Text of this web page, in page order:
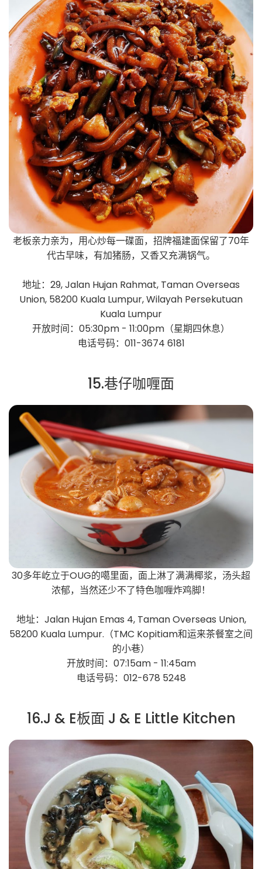
老板亲力亲为，用心炒每一碟面，招牌福建面保留了70年
代古早味，有加猪肠，又香又充满锅气。
地址：29, Jalan Hujan Rahmat, Taman Overseas
Union, 58200 Kuala Lumpur, Wilayah Persekutuan
Kuala Lumpur
开放时间：05:30pm - 11:00pm（星期四休息）
电话号码：011-3674 6181
15.巷仔咖喱面
30多年屹立于OUG的噶里面，面上淋了满满椰浆，汤头超
浓郁，当然还少不了特色咖喱炸鸡脚！
地址：Jalan Hujan Emas 4, Taman Overseas Union,
58200 Kuala Lumpur.（TMC Kopitiam和运来茶餐室之间
的小巷）
开放时间：07:15am - 11:45am
电话号码：012-678 5248
16.J & E板面 J & E Little Kitchen